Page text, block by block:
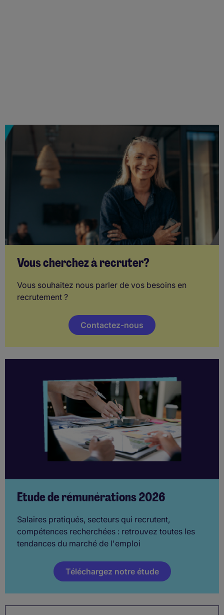
Vous cherchez à recruter?
Vous souhaitez nous parler de vos besoins en
recrutement ?
Contactez-nous
Etude de rémunérations 2026
Salaires pratiqués, secteurs qui recrutent,
compétences recherchées : retrouvez toutes les
tendances du marché de l'emploi
Téléchargez notre étude